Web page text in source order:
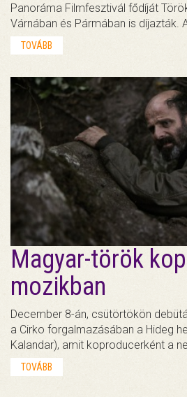
Panoráma Filmfesztivál fődíját
Várnában és Pármában is díjazták.
TOVÁBB
Magyar-török
mozikban
December 8-án, csütörtökön
a Cirko forgalmazásában a Hideg
Kalandar), amit koproducerként a
TOVÁBB